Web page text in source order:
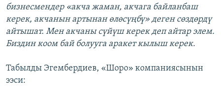
бизнесмендер «акча жаман, акчага байланбаш
керек, акчанын артынан өлөсүңбү» деген сөздөрдү
айтышат. Мен акчаны сүйүш керек деп айтар элем.
Биздин коом бай болууга аракет кылыш керек.
Табылды Эгембердиев, «Шоро» компаниясынын
ээси: